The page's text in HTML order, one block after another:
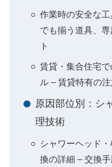
作業時の安全な
でも揃う道具、
ト
賃貸・集合住宅
ル – 賃貸特有の
原因部位別：シ
理技術
シャワーヘッド
換の詳細 – 交換